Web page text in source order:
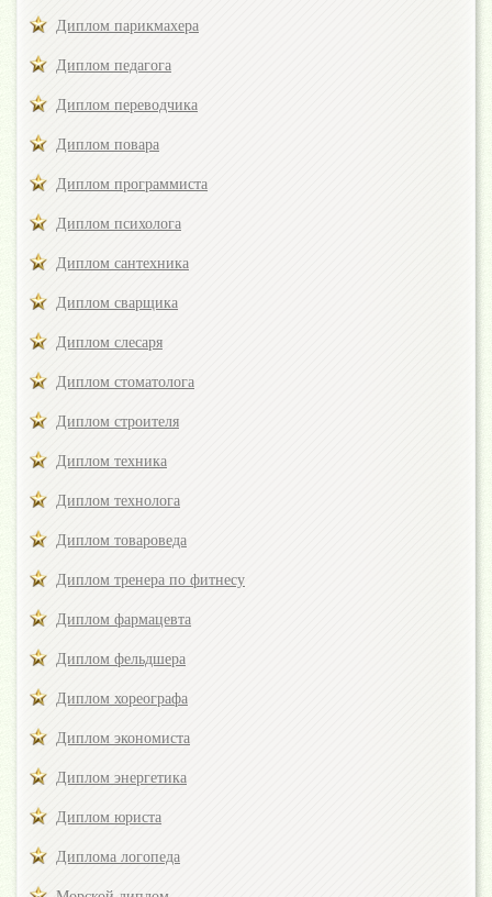
Диплом парикмахера
Диплом педагога
Диплом переводчика
Диплом повара
Диплом программиста
Диплом психолога
Диплом сантехника
Диплом сварщика
Диплом слесаря
Диплом стоматолога
Диплом строителя
Диплом техника
Диплом технолога
Диплом товароведа
Диплом тренера по фитнесу
Диплом фармацевта
Диплом фельдшера
Диплом хореографа
Диплом экономиста
Диплом энергетика
Диплом юриста
Диплома логопеда